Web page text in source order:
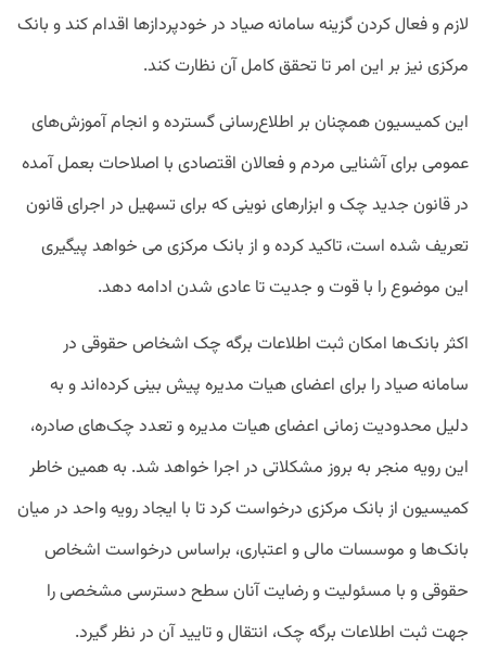
لازم و فعال کردن گزینه سامانه صیاد در خودپردازها اقدام کند و بانک
مرکزی نیز بر این امر تا تحقق کامل آن نظارت کند.
این کمیسیون همچنان بر اطلاع‌رسانی گسترده و انجام آموزش‌های
عمومی برای آشنایی مردم و فعالان اقتصادی با اصلاحات بعمل آمده
در قانون جدید چک و ابزارهای نوینی که برای تسهیل در اجرای قانون
تعریف شده است، تاکید کرده و از بانک مرکزی می خواهد پیگیری
این موضوع را با قوت و جدیت تا عادی شدن ادامه دهد.
اکثر بانک‌ها امکان ثبت اطلاعات برگه چک اشخاص حقوقی در
سامانه صیاد را برای اعضای هیات مدیره پیش بینی کرده‌اند و به
دلیل محدودیت زمانی اعضای هیات مدیره و تعدد چک‌های صادره،
این رویه منجر به بروز مشکلاتی در اجرا خواهد شد. به همین خاطر
کمیسیون از بانک مرکزی درخواست کرد تا با ایجاد رویه واحد در میان
بانک‌ها و موسسات مالی و اعتباری، براساس درخواست اشخاص
حقوقی و با مسئولیت و رضایت آنان سطح دسترسی مشخصی را
جهت ثبت اطلاعات برگه چک، انتقال و تایید آن در نظر گیرد.